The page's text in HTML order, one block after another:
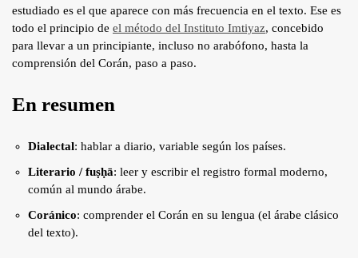
estudiado es el que aparece con más frecuencia en el texto. Ese es
todo el principio de el método del Instituto Imtiyaz, concebido
para llevar a un principiante, incluso no arabófono, hasta la
comprensión del Corán, paso a paso.
En resumen
Dialectal: hablar a diario, variable según los países.
Literario / fuṣḥā: leer y escribir el registro formal moderno,
común al mundo árabe.
Coránico: comprender el Corán en su lengua (el árabe clásico
del texto).